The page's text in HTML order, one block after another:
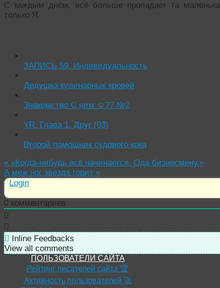
С каждым днём, всё больше пропадает та
только Я.
ЗАПИСЬ 59. Индивидуальность
Дедушка кулинарных кровей
Знакомство С ним ☺️?? №2
YR. Глава 1. Друг (03)
Второй помощник судового кока
« «Когда-нибудь всё начинается. Ода бизнесмену.»
А меж ног звезда горит »
Login
0 комментариев
Inline Feedbacks
View all comments
ПОЛЬЗОВАТЕЛИ САЙТА
Рейтинг писателей сайта 🏆
Активность пользователей 🚀